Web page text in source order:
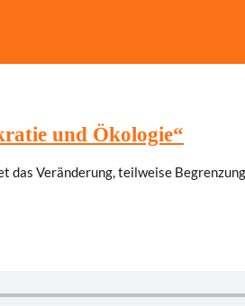
und Ökologie“
Veränderung, teilweise